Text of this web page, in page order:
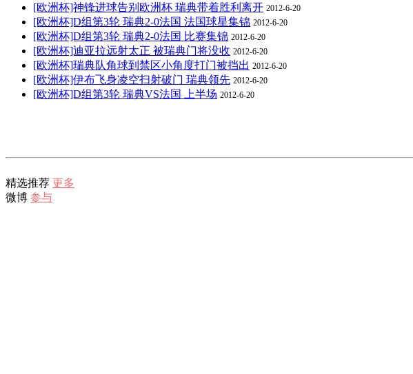
[欧洲杯]神锋进球告别欧洲杯 瑞典带着胜利离开 2012-6-20
[欧洲杯]D组第3轮 瑞典2-0法国 法国球星集锦 2012-6-20
[欧洲杯]D组第3轮 瑞典2-0法国 比赛集锦 2012-6-20
[欧洲杯]迪亚拉远射太正 被瑞典门将没收 2012-6-20
[欧洲杯]瑞典队角球到禁区小角度打门被挡出 2012-6-20
[欧洲杯]伊布飞身凌空扫射破门 瑞典领先 2012-6-20
[欧洲杯]D组第3轮 瑞典VS法国 上半场 2012-6-20
精选推荐 更多
微博 参与